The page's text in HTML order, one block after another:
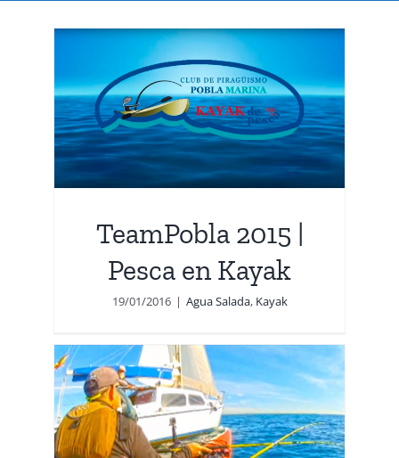
TeamPobla 2015 |
Pesca en Kayak
19/01/2016 | Agua Salada, Kayak